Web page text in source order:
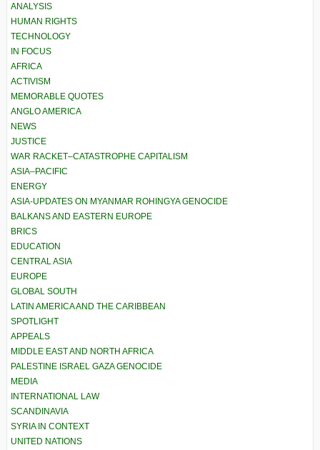
ANALYSIS
HUMAN RIGHTS
TECHNOLOGY
IN FOCUS
AFRICA
ACTIVISM
MEMORABLE QUOTES
ANGLO AMERICA
NEWS
JUSTICE
WAR RACKET–CATASTROPHE CAPITALISM
ASIA–PACIFIC
ENERGY
ASIA-UPDATES ON MYANMAR ROHINGYA GENOCIDE
BALKANS AND EASTERN EUROPE
BRICS
EDUCATION
CENTRAL ASIA
EUROPE
GLOBAL SOUTH
LATIN AMERICA AND THE CARIBBEAN
SPOTLIGHT
APPEALS
MIDDLE EAST AND NORTH AFRICA
PALESTINE ISRAEL GAZA GENOCIDE
MEDIA
INTERNATIONAL LAW
SCANDINAVIA
SYRIA IN CONTEXT
UNITED NATIONS